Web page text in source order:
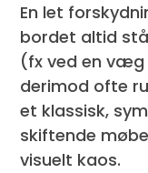
En let
bordet altid
(fx ved en væg
derimod ofte
et klassisk,
skiftende
visuelt kaos.